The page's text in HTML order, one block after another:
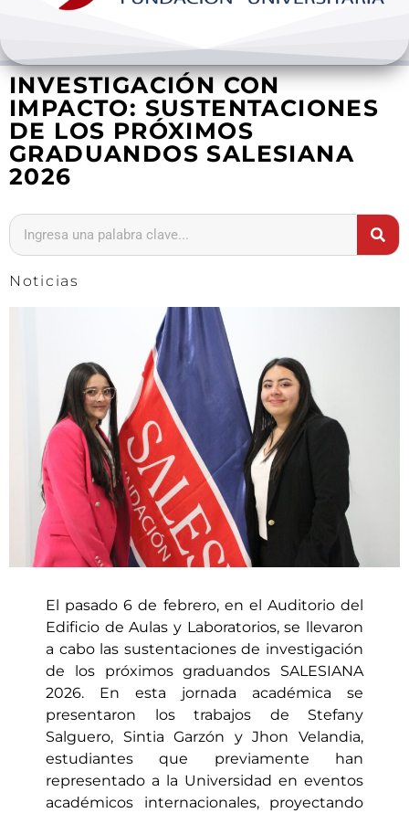
Internacionalización
Investigación
Extension y desarrollo
INVESTIGACIÓN CON
IMPACTO: SUSTENTACIONES
DE LOS PRÓXIMOS
GRADUANDOS SALESIANA
2026
Noticias
El pasado 6 de febrero, en el Auditorio del
Edificio de Aulas y Laboratorios, se llevaron
a cabo las sustentaciones de investigación
de los próximos graduandos SALESIANA
2026. En esta jornada académica se
presentaron los trabajos de Stefany
Salguero, Sintia Garzón y Jhon Velandia,
estudiantes que previamente han
representado a la Universidad en eventos
académicos internacionales, proyectando